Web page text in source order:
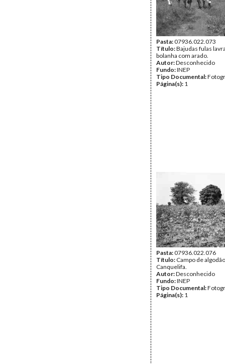
Pasta:07936.022.073
Título:Bajudas fulas
bolanha com arado.
Autor:Desconhecido
Fundo:INEP
Tipo Documental:
Página(s): 1
Pasta:07936.022.076
Título: Campo de
Canquelifa.
Autor:Desconhecido
Fundo:INEP
Tipo Documental:
Página(s): 1